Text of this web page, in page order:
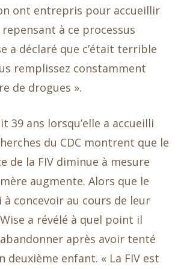
ont entrepris pour accueillir
à ce processus
a déclaré que c’était terrible
remplissez constamment
de drogues ».
39 ans lorsqu’elle a accueilli
du CDC montrent que le
de la FIV diminue à mesure
augmente. Alors que le
à concevoir au cours de leur
a révélé à quel point il
après avoir tenté
deuxième enfant. « La FIV est